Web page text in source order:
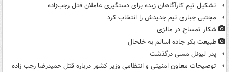
تشکیل تیم کارآگاهان زبده برای دستگیری عاملان قتل رجب‌زاده
مجتبی جباری تیم جدیدش را انتخاب کرد
شکار تمساح در مالزی
طبیعت بکر جاده اسالم به خلخال
پدر لیونل مسی درگذشت
توضیحات معاون امنیتی و انتظامی وزیر کشور درباره قتل حمیدرضا رجب زاده